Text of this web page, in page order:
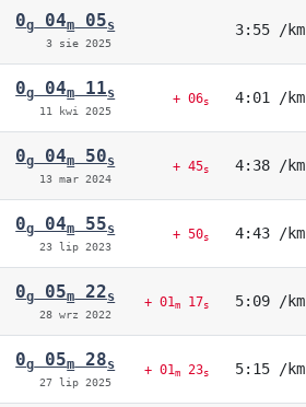
0g 04m 05s
3 sie 2025
3:55 /km
0g 04m 11s
11 kwi 2025
+ 06s 4:01 /km
0g 04m 50s
13 mar 2024
+ 45s 4:38 /km
0g 04m 55s
23 lip 2023
+ 50s 4:43 /km
0g 05m 22s
28 wrz 2022
+ 01m17s 5:09 /km
0g 05m 28s
27 lip 2025
+ 01m23s 5:15 /km